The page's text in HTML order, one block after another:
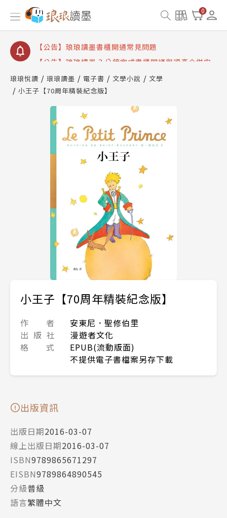
0
【公告】琅琅讀墨數位閱讀資產合併與書櫃開通申請
【公告】琅琅讀墨書櫃開通常見問題
【公告】琅琅讀墨 3 分鐘完成書櫃開通與資產合併申
查詢
【公告】琅琅讀墨數位閱讀資產合併與書櫃開通申請
琅琅悅讀 琅琅讀墨 電子書 文學小說
文學
小王子【70周年精裝紀念版】
小王子【70周年精裝紀念版】
作 者
安東尼．聖修伯里
出 版 社
漫遊者文化
格 式
EPUB(流動版面)
不提供電子書檔案另存下載
出版資訊
出版日期2016-03-07
線上出版日期2016-03-07
ISBN9789865671297
EISBN9789864890545
分級普級
語言繁體中文